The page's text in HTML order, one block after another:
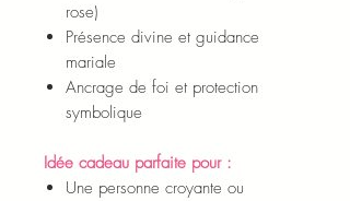
rose)
Présence divine et guidance
mariale
Ancrage de foi et protection
symbolique
Idée cadeau parfaite pour :
Une personne croyante ou